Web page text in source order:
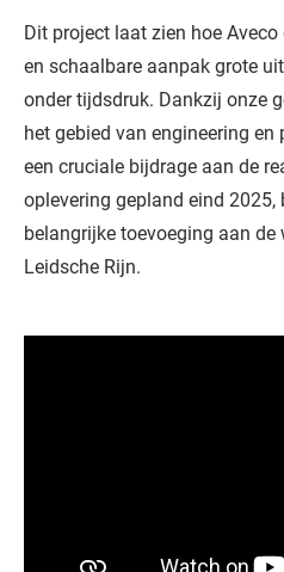
Dit project laat zien hoe
en schaalbare aanpak grote
onder tijdsdruk. Dankzij onze
het gebied van engineering
een cruciale bijdrage aan de
oplevering gepland eind
belangrijke toevoeging aan
Leidsche Rijn.